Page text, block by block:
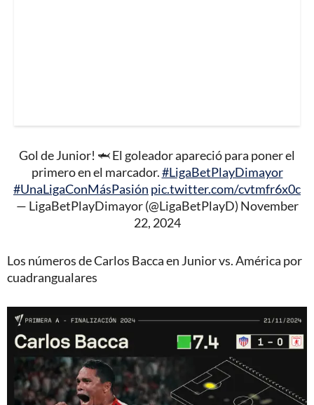
Gol de Junior! 🦈 El goleador apareció para poner el
primero en el marcador.#LigaBetPlayDimayor
#UnaLigaConMásPasión pic.twitter.com/cvtmfr6x0c
— LigaBetPlayDimayor (@LigaBetPlayD) November
22, 2024
Los números de Carlos Bacca en Junior vs. América por
cuadrangualares